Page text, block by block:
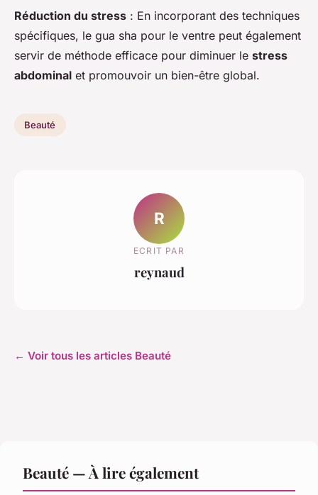
Réduction du stress : En incorporant des techniques
spécifiques, le gua sha pour le ventre peut également
servir de méthode efficace pour diminuer le stress
abdominal et promouvoir un bien-être global.
Beauté
R
ECRIT PAR
reynaud
← Voir tous les articles Beauté
Beauté — À lire également